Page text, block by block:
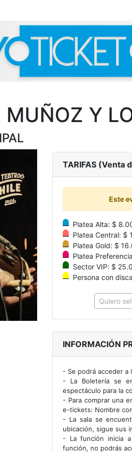
Y
TARIFAS (Venta
Este
Platea Alta: $
Platea Central: $
Platea Gold: $
Platea
Sector VIP: $
Persona con
Quiero
INFORMACIÓN
- Se podrá acceder a
- La Boletería se
espectáculo para la
- Para comprar una
e-tickets: Nombre
- La sala se
ubicación, sigue sus
- La función inicia
función, no podrás